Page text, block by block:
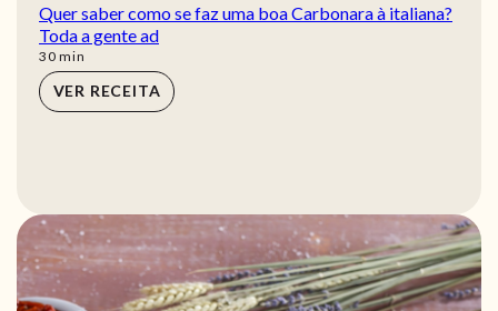
Quer saber como se faz uma boa Carbonara à italiana?
Toda a gente ad
30min
min
VER RECEITA